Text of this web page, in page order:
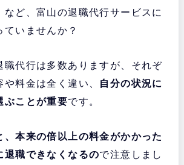
など、富山の退職代行サービスに
いませんか？
職代行は多数ありますが、それぞ
料金は全く違い、 自分の状況に
ぶことが重要です。
、本来の倍以上の料金がかかった
退職できなくなるので注意しまし